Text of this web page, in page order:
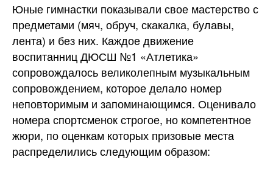
Юные гимнастки показывали свое мастерство с
предметами (мяч, обруч, скакалка, булавы,
лента) и без них. Каждое движение
воспитанниц ДЮСШ №1 «Атлетика»
сопровождалось великолепным музыкальным
сопровождением, которое делало номер
неповторимым и запоминающимся. Оценивало
номера спортсменок строгое, но компетентное
жюри, по оценкам которых призовые места
распределились следующим образом: